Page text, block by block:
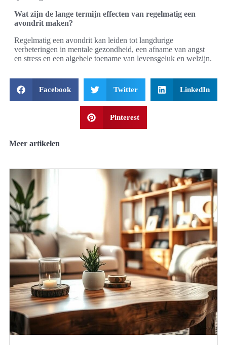
Wat zijn de lange termijn effecten van regelmatig een
avondrit maken?
Regelmatig een avondrit kan leiden tot langdurige
verbeteringen in mentale gezondheid, een afname van angst
en stress en een algehele toename van levensgeluk en welzijn.
Facebook Twitter LinkedIn
Pinterest
Meer artikelen